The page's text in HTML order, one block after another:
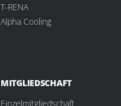
T-RENA
Alpha Cooling
MITGLIEDSCHAFT
Einzelmitgliedschaft